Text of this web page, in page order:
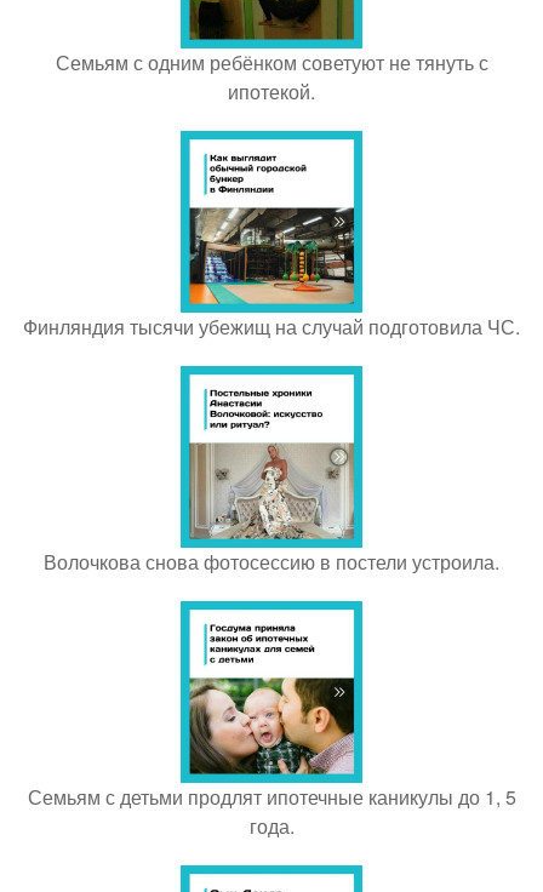
Семьям с одним ребёнком советуют не тянуть с
ипотекой.
Финляндия тысячи убежищ на случай подготовила ЧС.
Волочкова снова фотосессию в постели устроила.
Семьям с детьми продлят ипотечные каникулы до 1, 5
года.